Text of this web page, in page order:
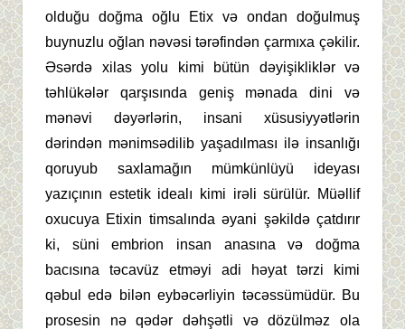
olduğu doğma oğlu Etix və ondan doğulmuş
buynuzlu oğlan nəvəsi tərəfindən çarmıxa çəkilir.
Əsərdə xilas yolu kimi bütün dəyişikliklər və
təhlükələr qarşısında geniş mənada dini və
mənəvi dəyərlərin, insani xüsusiyyətlərin
dərindən mənimsədilib yaşadılması ilə insanlığı
qoruyub saxlamağın mümkünlüyü ideyası
yazıçının estetik idealı kimi irəli sürülür. Müəllif
oxucuya Etixin timsalında əyani şəkildə çatdırır
ki, süni embrion insan anasına və doğma
bacısına təcavüz etməyi adi həyat tərzi kimi
qəbul edə bilən eybəcərliyin təcəssümüdür. Bu
prosesin nə qədər dəhşətli və dözülməz ola